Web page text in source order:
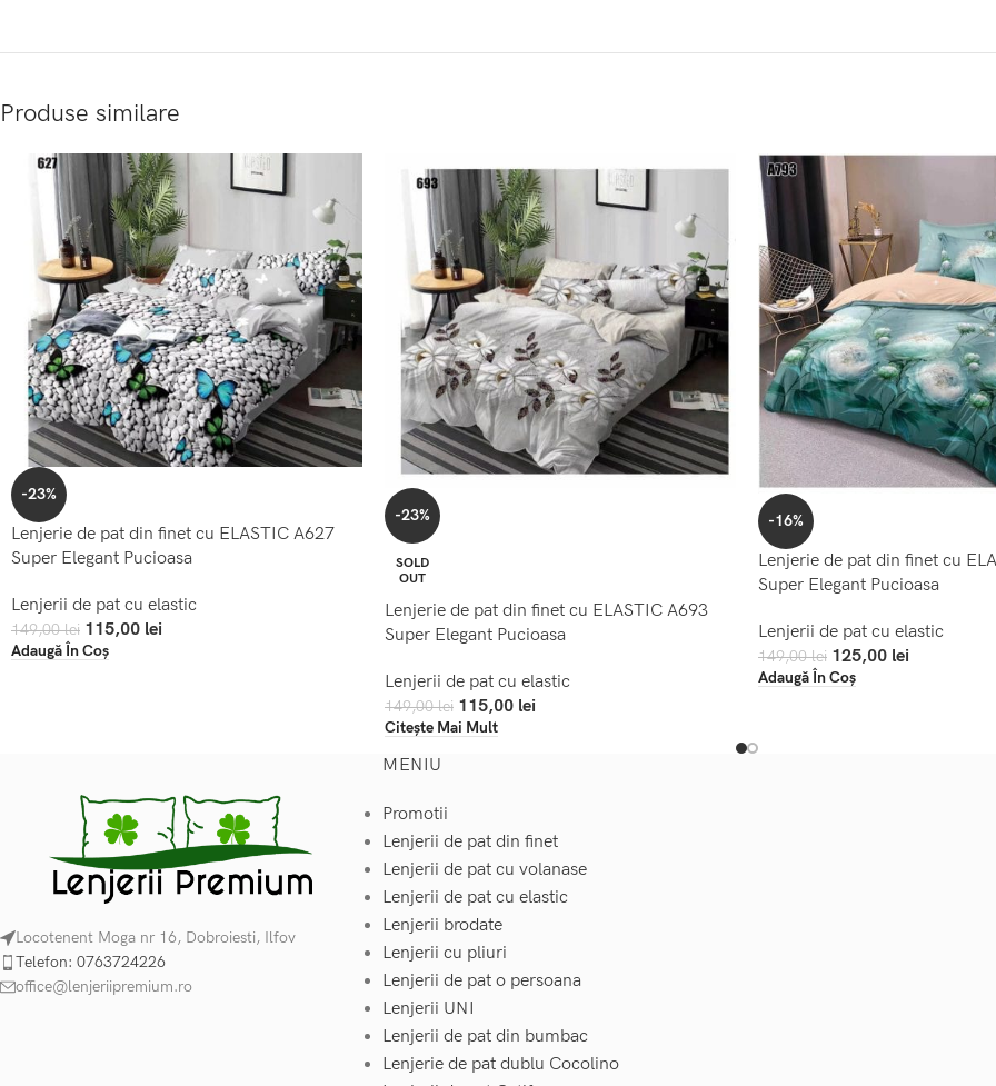
Produse similare
-23%
Lenjerie de pat din finet cu ELASTIC A627
Super Elegant Pucioasa
Lenjerii de pat cu elastic
149,00lei 115,00 lei
Adaugă În Coș
-23%
SOLD
OUT
Lenjerie de pat din finet cu ELASTIC A693
Super Elegant Pucioasa
Lenjerii de pat cu elastic
149,00lei 115,00 lei
Citește Mai Mult
-16%
Lenjerie de pat din finet cu
Super Elegant Pucioasa
Lenjerii de pat cu elastic
149,00lei 125,00 lei
Adaugă În Coș
Locotenent Moga nr 16, Dobroiesti, Ilfov
Telefon: 0763724226
office@lenjeriipremium.ro
MENIU
Promotii
Lenjerii de pat din finet
Lenjerii de pat cu volanase
Lenjerii de pat cu elastic
Lenjerii brodate
Lenjerii cu pliuri
Lenjerii de pat o persoana
Lenjerii UNI
Lenjerii de pat din bumbac
Lenjerie de pat dublu Cocolino